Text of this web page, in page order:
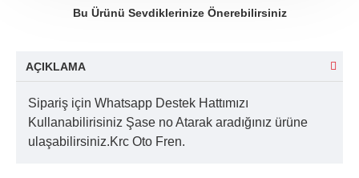
Bu Ürünü Sevdiklerinize Önerebilirsiniz
AÇIKLAMA
Sipariş için Whatsapp Destek Hattımızı
Kullanabilirisiniz Şase no Atarak aradığınız ürüne
ulaşabilirsiniz.Krc Oto Fren.